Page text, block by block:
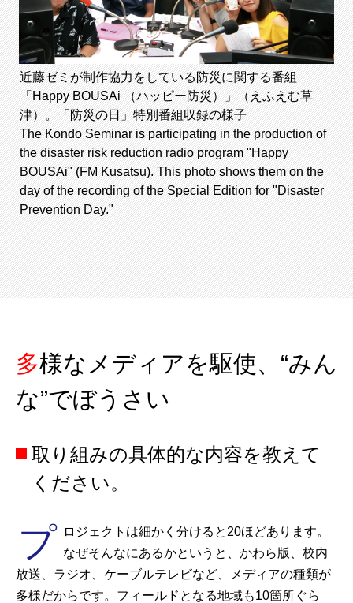
近藤ゼミが制作協力をしている防災に関する番組
「Happy BOUSAi （ハッピー防災）」（えふえむ草
津）。「防災の日」特別番組収録の様子
The Kondo Seminar is participating in the production of
the disaster risk reduction radio program "Happy
BOUSAi" (FM Kusatsu). This photo shows them on the
day of the recording of the Special Edition for "Disaster
Prevention Day."
多様なメディアを駆使、“みん
な”でぼうさい
取り組みの具体的な内容を教えて
ください。
プ
ロジェクトは細かく分けると20ほどあります。
なぜそんなにあるかというと、かわら版、校内
放送、ラジオ、ケーブルテレビなど、メディアの種類が
多様だからです。フィールドとなる地域も10箇所ぐら